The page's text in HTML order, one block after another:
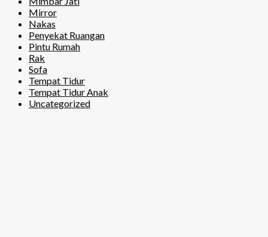
Mirror
Nakas
Penyekat Ruangan
Pintu Rumah
Rak
Sofa
Tempat Tidur
Tempat Tidur Anak
Uncategorized